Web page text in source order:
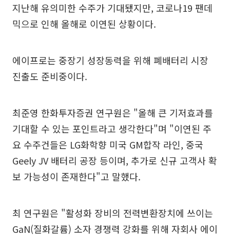
지난해 유의미한 수주가 기대됐지만, 코로나19 팬데
믹으로 인해 올해로 이연된 상황이다.
에이프로는 중장기 성장동력을 위해 폐배터리 시장
진출도 준비중이다.
최준영 한화투자증권 연구원은 "올해 큰 기저효과를
기대할 수 있는 포인트라고 생각한다"며 "이연된 주
요 수주건들은 LG화학향 미국 GM합작 라인, 중국
Geely JV 배터리 공장 등이며, 추가로 신규 고객사 확
보 가능성이 존재한다"고 말했다.
최 연구원은 "활성화 장비의 전력변환장치에 쓰이는
GaN(질화갈륨) 소자 경쟁력 강화를 위해 자회사 에이